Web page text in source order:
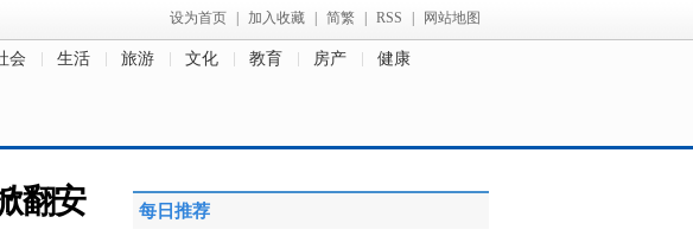
设为首页 加入收藏 简繁 RSS 网站地图
会 生活 旅游 文化 教育 房产 健康
翻安
每日推荐